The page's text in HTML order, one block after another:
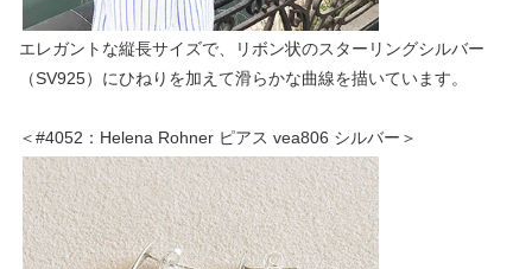
エレガントな縦長サイズで、リボン状のスターリングシルバー
（SV925）にひねりを加えて滑らかな曲線を描いています。
＜#4052：Helena Rohner ピアス vea806 シルバー＞